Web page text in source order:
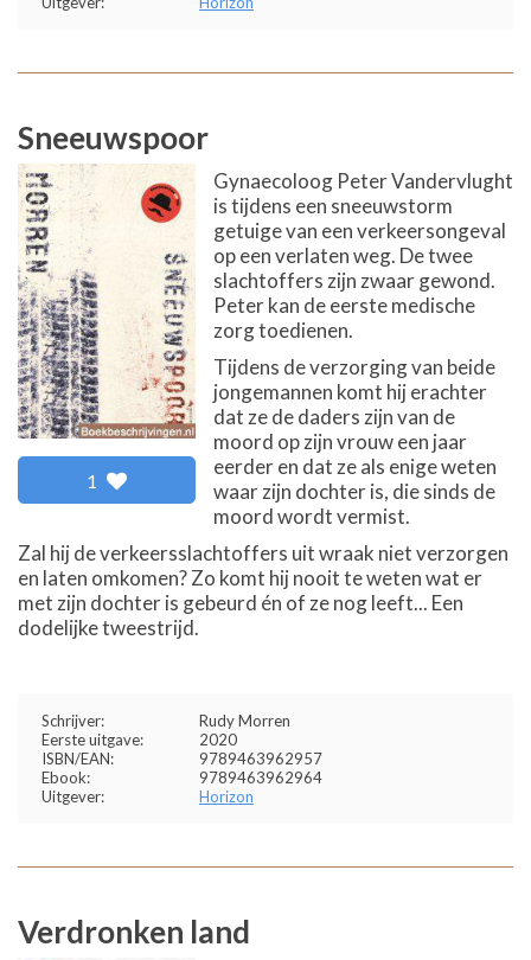
Sneeuwspoor
1
Gynaecoloog Peter Vandervlught
is tijdens een sneeuwstorm
getuige van een verkeersongeval
op een verlaten weg. De twee
slachtoffers zijn zwaar gewond.
Peter kan de eerste medische
zorg toedienen.
Tijdens de verzorging van beide
jongemannen komt hij erachter
dat ze de daders zijn van de
moord op zijn vrouw een jaar
eerder en dat ze als enige weten
waar zijn dochter is, die sinds de
moord wordt vermist.
Zal hij de verkeersslachtoffers uit wraak niet verzorgen
en laten omkomen? Zo komt hij nooit te weten wat er
met zijn dochter is gebeurd én of ze nog leeft... Een
dodelijke tweestrijd.
Schrijver:
Rudy Morren
Eerste uitgave:
2020
ISBN/EAN:
9789463962957
Ebook:
9789463962964
Uitgever:
Horizon
Verdronken land